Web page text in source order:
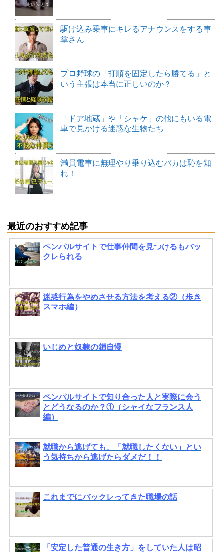
駆け込み乗車にキレるアナウンスをする車
掌さん
プロ野球の「打順を固定したら勝てる」と
いう主張は本当に正しいのか？
「ドア地蔵」や「シャケ」の他にもいる電
車で見かける迷惑な生物たち
満員電車に無理やり乗り込むバカは恥を知
れ！
最近のおすすめ記事
ペンパルサイトで仕事仲間を見つけるもバッ
クレられる
迷惑行為をやめさせる方法を考える②（歩き
スマホ編）
いじめと奴隷の鎖自慢
ペンパルサイトで知り合った人と実際に会う
とどうなるのか？①（シャイなフランス人
編）
就職から逃げても、「就職したくない」とい
う気持ちから逃げたらダメだ！！
これまでにバックレってきた職場の話
「安定した普通の生き方」をしていた人は昭